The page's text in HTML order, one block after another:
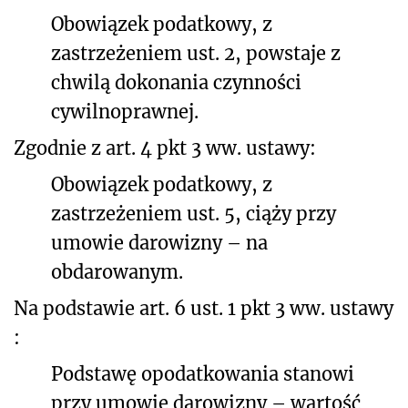
Obowiązek podatkowy, z
zastrzeżeniem ust. 2, powstaje z
chwilą dokonania czynności
cywilnoprawnej.
Zgodnie z art. 4 pkt 3 ww. ustawy:
Obowiązek podatkowy, z
zastrzeżeniem ust. 5, ciążyprzy
umowie darowizny – na
obdarowanym.
Na podstawie art. 6 ust. 1 pkt 3 ww. ustawy
:
Podstawę opodatkowania stanowi
przy umowie darowizny – wartość